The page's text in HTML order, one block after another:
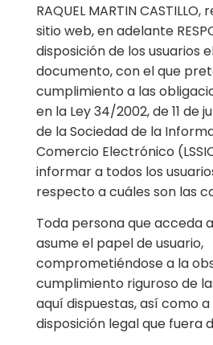
RAQUEL MARTIN
sitio web, en adelante
disposición de los usuarios
documento, con el que
cumplimiento a las
en la Ley 34/2002, de 11 de
de la Sociedad de la
Comercio Electrónico
informar a todos los
respecto a cuáles son las
Toda persona que acceda
asume el papel de usuario,
comprometiéndose a la
cumplimiento riguroso de
aquí dispuestas, así como
disposición legal que fuera